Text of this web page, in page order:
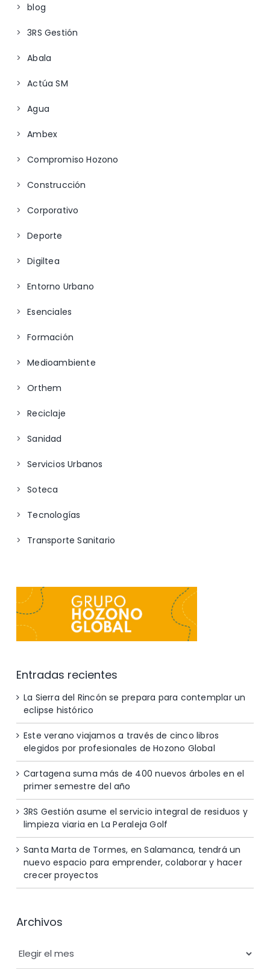
blog
3RS Gestión
Abala
Actúa SM
Agua
Ambex
Compromiso Hozono
Construcción
Corporativo
Deporte
Digiltea
Entorno Urbano
Esenciales
Formación
Medioambiente
Orthem
Reciclaje
Sanidad
Servicios Urbanos
Soteca
Tecnologías
Transporte Sanitario
Entradas recientes
La Sierra del Rincón se prepara para contemplar un
eclipse histórico
Este verano viajamos a través de cinco libros
elegidos por profesionales de Hozono Global
Cartagena suma más de 400 nuevos árboles en el
primer semestre del año
3RS Gestión asume el servicio integral de residuos y
limpieza viaria en La Peraleja Golf
Santa Marta de Tormes, en Salamanca, tendrá un
nuevo espacio para emprender, colaborar y hacer
crecer proyectos
Archivos